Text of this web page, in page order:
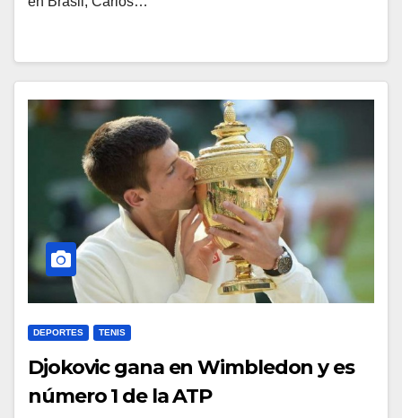
DEPORTES TENIS
Djokovic gana en Wimbledon y es
número 1 de la ATP